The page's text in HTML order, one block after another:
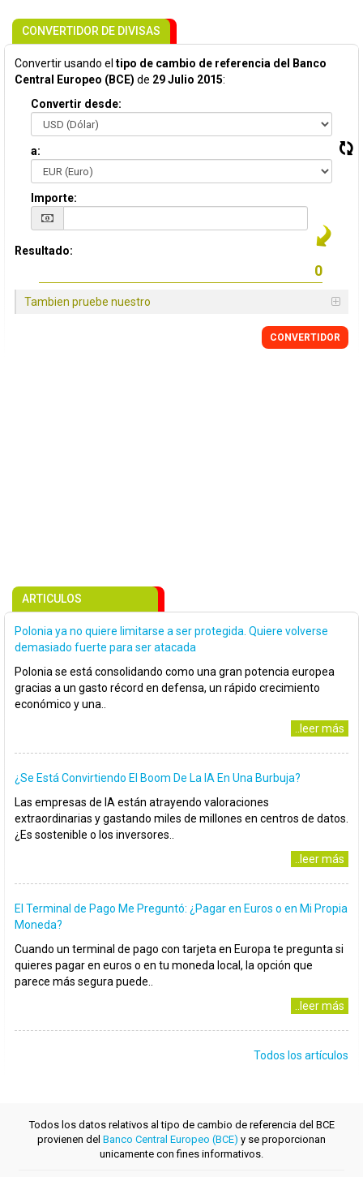
CONVERTIDOR DE DIVISAS
Convertir usando el tipo de cambio de referencia del Banco
Central Europeo (BCE) de 29 Julio 2015:
Convertir desde:
a:
Importe:
Resultado:
Tambien pruebe nuestro
CONVERTIDOR
ARTICULOS
Polonia ya no quiere limitarse a ser protegida. Quiere volverse
demasiado fuerte para ser atacada
Polonia se está consolidando como una gran potencia europea
gracias a un gasto récord en defensa, un rápido crecimiento
económico y una..
..leer más
¿Se Está Convirtiendo El Boom De La IA En Una Burbuja?
Las empresas de IA están atrayendo valoraciones
extraordinarias y gastando miles de millones en centros de datos.
¿Es sostenible o los inversores..
..leer más
El Terminal de Pago Me Preguntó: ¿Pagar en Euros o en Mi Propia
Moneda?
Cuando un terminal de pago con tarjeta en Europa te pregunta si
quieres pagar en euros o en tu moneda local, la opción que
parece más segura puede..
..leer más
Todos los artículos
Todos los datos relativos al tipo de cambio de referencia del BCE
provienen del Banco Central Europeo (BCE) y se proporcionan
unicamente con fines informativos.